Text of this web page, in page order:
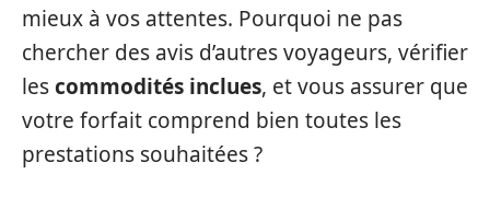
mieux à vos attentes. Pourquoi ne pas
chercher des avis d’autres voyageurs, vérifier
lescommodités inclues, et vous assurer que
votre forfait comprend bien toutes les
prestations souhaitées ?